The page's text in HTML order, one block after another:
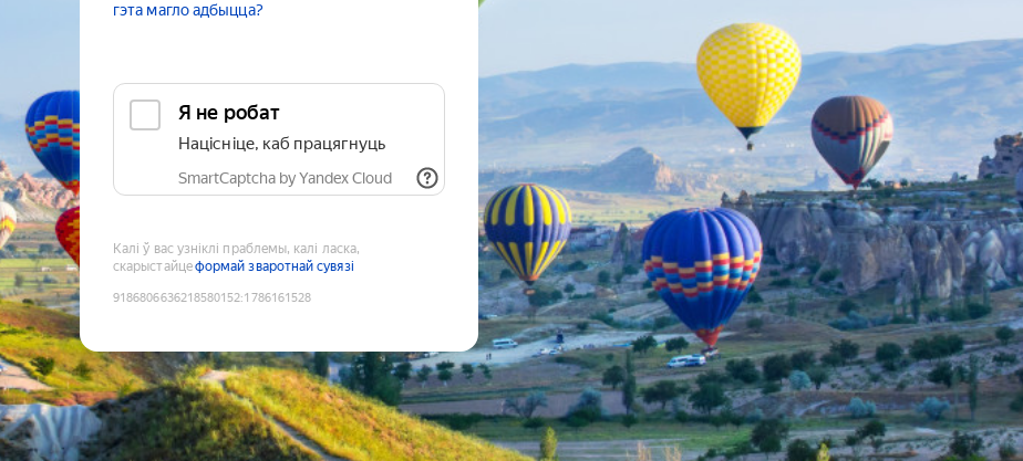
гэта магло адбыцца?
Я не робат
Націсніце, каб працягнуць
SmartCaptcha by Yandex Cloud
Калі ў вас узніклі праблемы, калі ласка,
скарыстайцеформай зваротнай сувязі
9186806636218580152:1786161528